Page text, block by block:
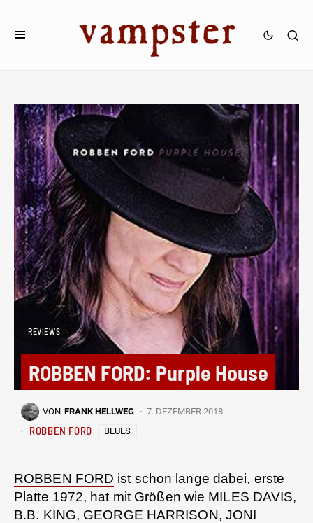
REVIEWS
ROBBEN FORD: Purple House
VON FRANK HELLWEG 7. DEZEMBER 2018
ROBBEN FORD BLUES
ROBBEN FORD ist schon lange dabei, erste
Platte 1972, hat mit Größen wie MILES DAVIS,
B.B. KING, GEORGE HARRISON, JONI